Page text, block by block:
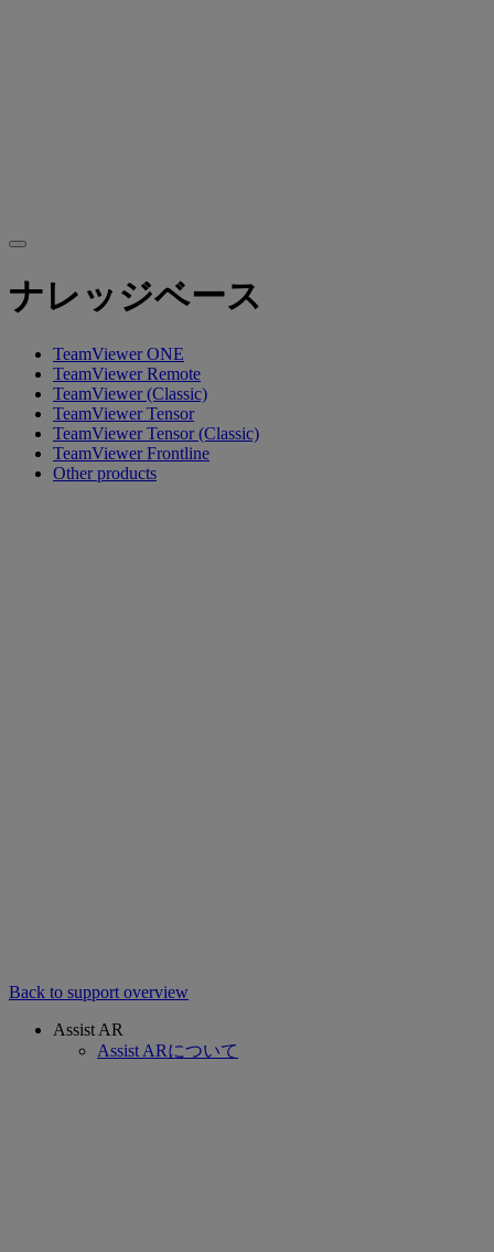
ナレッジベース
TeamViewer ONE
TeamViewer Remote
TeamViewer (Classic)
TeamViewer Tensor
TeamViewer Tensor (Classic)
TeamViewer Frontline
Other products
Back to support overview
Assist AR
Assist ARについて